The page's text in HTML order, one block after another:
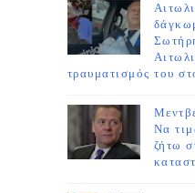
τραυματισμός του
Να
ζήτω